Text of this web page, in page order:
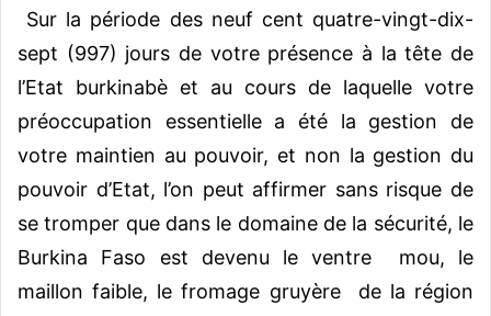
Sur la période des neuf cent quatre-vingt-dix-
sept (997) jours de votre présence à la tête de
l’Etat burkinabè et au cours de laquelle votre
préoccupation essentielle a été la gestion de
votre maintien au pouvoir, et non la gestion du
pouvoir d’Etat, l’on peut affirmer sans risque de
se tromper que dans le domaine de la sécurité, le
Burkina Faso est devenu le ventre mou, le
maillon faible, le fromage gruyère de la région